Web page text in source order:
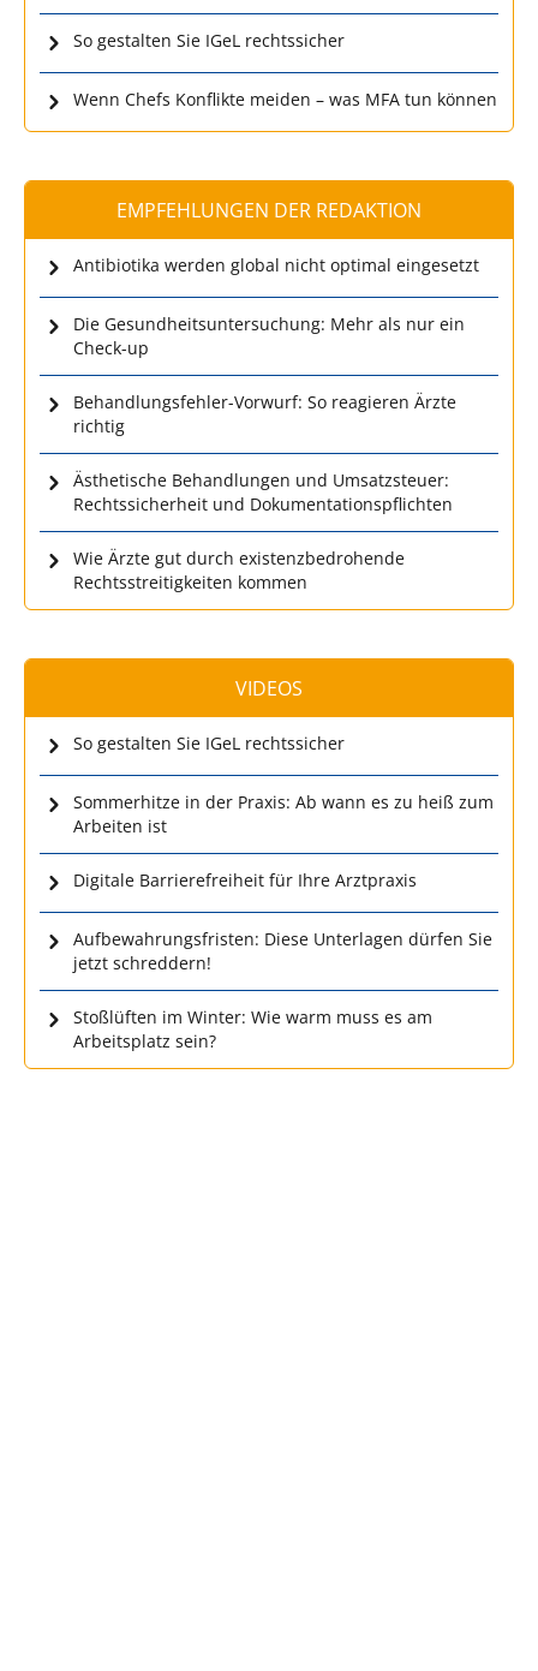
So gestalten Sie IGeL rechtssicher
Wenn Chefs Konflikte meiden – was MFA tun können
EMPFEHLUNGEN DER REDAKTION
Antibiotika werden global nicht optimal eingesetzt
Die Gesundheitsuntersuchung: Mehr als nur ein
Check-up
Behandlungsfehler-Vorwurf: So reagieren Ärzte
richtig
Ästhetische Behandlungen und Umsatzsteuer:
Rechtssicherheit und Dokumentationspflichten
Wie Ärzte gut durch existenzbedrohende
Rechtsstreitigkeiten kommen
VIDEOS
So gestalten Sie IGeL rechtssicher
Sommerhitze in der Praxis: Ab wann es zu heiß zum
Arbeiten ist
Digitale Barrierefreiheit für Ihre Arztpraxis
Aufbewahrungsfristen: Diese Unterlagen dürfen Sie
jetzt schreddern!
Stoßlüften im Winter: Wie warm muss es am
Arbeitsplatz sein?